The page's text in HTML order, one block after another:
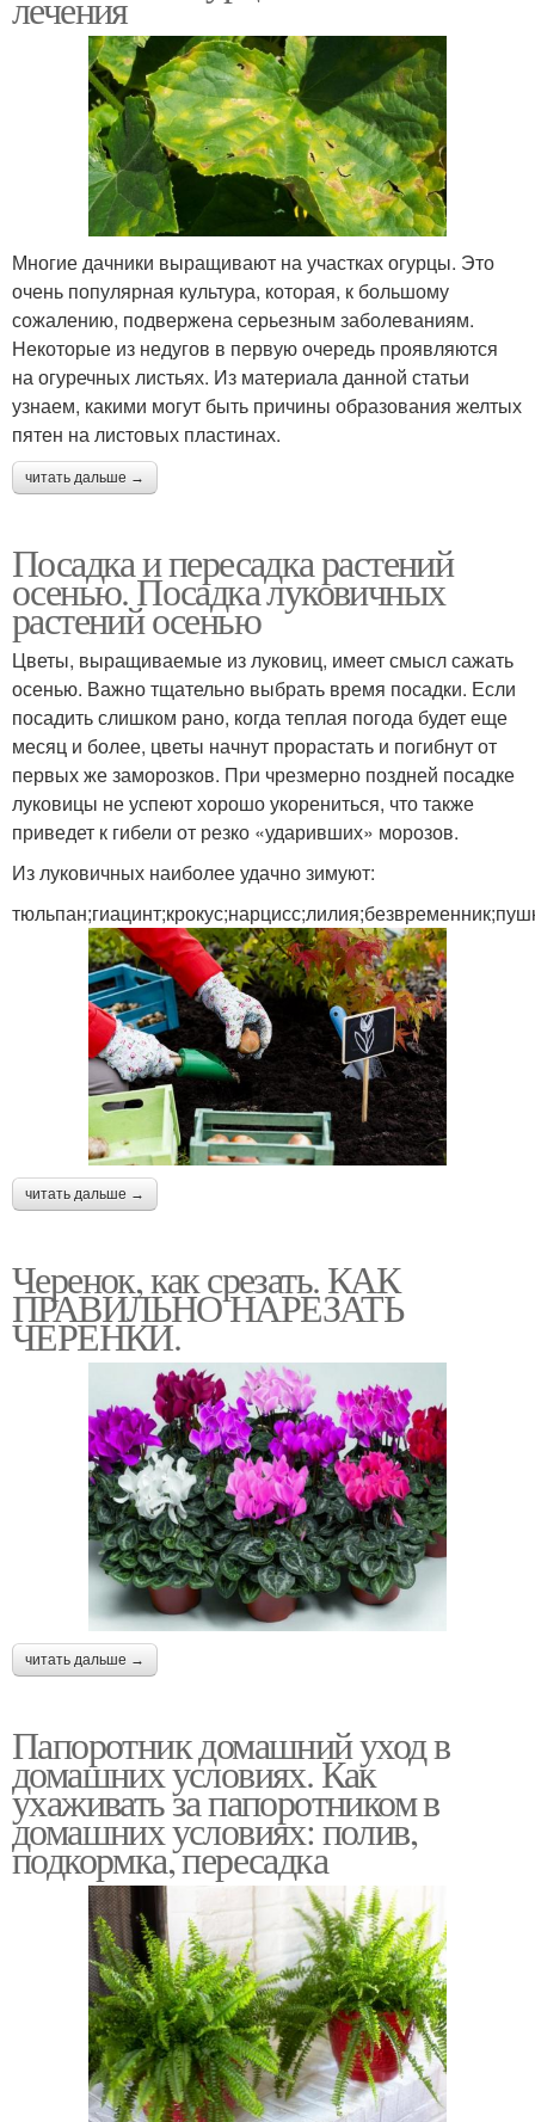
Многие дачники выращивают на участках огурцы. Это
очень популярная культура, которая, к большому
сожалению, подвержена серьезным заболеваниям.
Некоторые из недугов в первую очередь проявляются
на огуречных листьях. Из материала данной статьи
узнаем, какими могут быть причины образования желтых
пятен на листовых пластинах.
читать дальше →
Посадка и пересадка растений
осенью. Посадка луковичных
растений осенью
Цветы, выращиваемые из луковиц, имеет смысл сажать
осенью. Важно тщательно выбрать время посадки. Если
посадить слишком рано, когда теплая погода будет еще
месяц и более, цветы начнут прорастать и погибнут от
первых же заморозков. При чрезмерно поздней посадке
луковицы не успеют хорошо укорениться, что также
приведет к гибели от резко «ударивших» морозов.
Из луковичных наиболее удачно зимуют:
читать дальше →
Черенок, как срезать. КАК
ПРАВИЛЬНО НАРЕЗАТЬ
ЧЕРЕНКИ.
читать дальше →
Папоротник домашний уход в
домашних условиях. Как
ухаживать за папоротником в
домашних условиях: полив,
подкормка, пересадка